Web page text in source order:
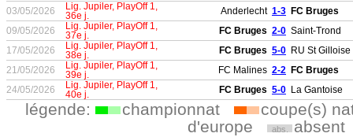
03/05/2026
Lig. Jupiler, PlayOff 1,
36e j.
Anderlecht 1-3 FC Bruges
09/05/2026
Lig. Jupiler, PlayOff 1,
37e j.
FC Bruges 2-0 Saint-Trond
17/05/2026
Lig. Jupiler, PlayOff 1,
38e j.
FC Bruges 5-0 RU St Gilloise
21/05/2026
Lig. Jupiler, PlayOff 1,
39e j.
FC Malines 2-2 FC Bruges
24/05/2026
Lig. Jupiler, PlayOff 1,
40e j.
FC Bruges 5-0 La Gantoise
légende: championnat
coupe(s)
d'europe
abs. absent